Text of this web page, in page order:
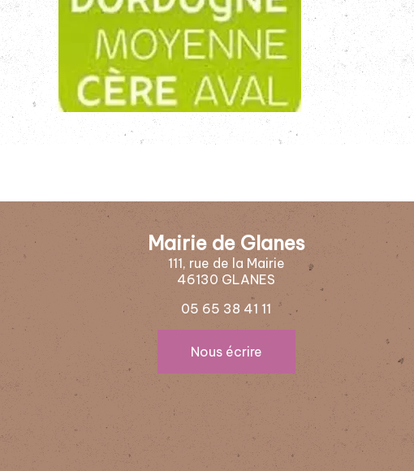
Mairie de Glanes
111, rue de la Mairie
46130 GLANES
05 65 38 41 11
Nous écrire